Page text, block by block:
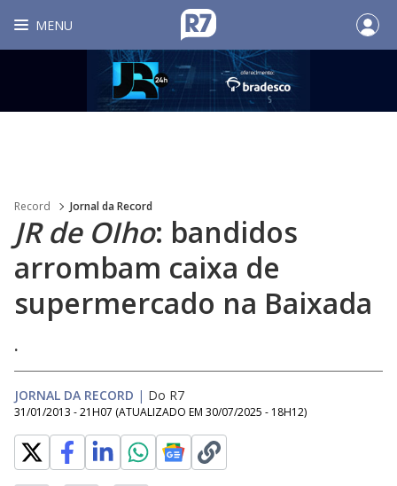
MENU
Record Jornal da Record
JR de OIho: bandidos
arrombam caixa de
supermercado na Baixada
.
JORNAL DA RECORD | Do R7
31/01/2013 - 21H07 (ATUALIZADO EM 30/07/2025 - 18H12)